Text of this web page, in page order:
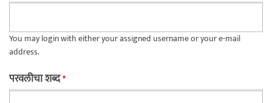
You may login with either your assigned username or your e-mail
address.
परवलीचा शब्द*